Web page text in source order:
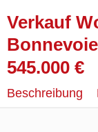
Verkauf
Bonnevoie
545.000 €
Beschreibung